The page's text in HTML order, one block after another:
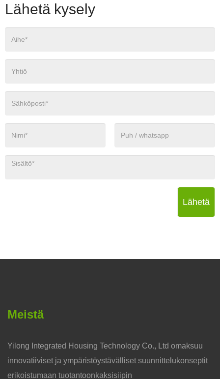
Lähetä kysely
Lähetä
Meistä
Yilong Integrated Housing Technology Co., Ltd omaksuu
innovatiiviset ja ympäristöystävälliset suunnittelukonseptit
erikoistumaan tuotantoonkaksisiipin